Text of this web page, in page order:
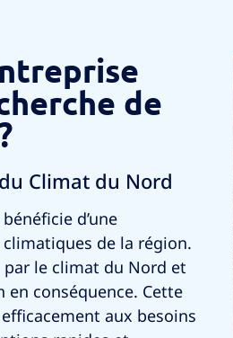
de
Climat du Nord
d’une
de la région.
le climat du Nord et
conséquence. Cette
aux besoins